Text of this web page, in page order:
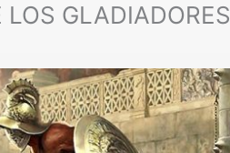
LOS GLADIADORES